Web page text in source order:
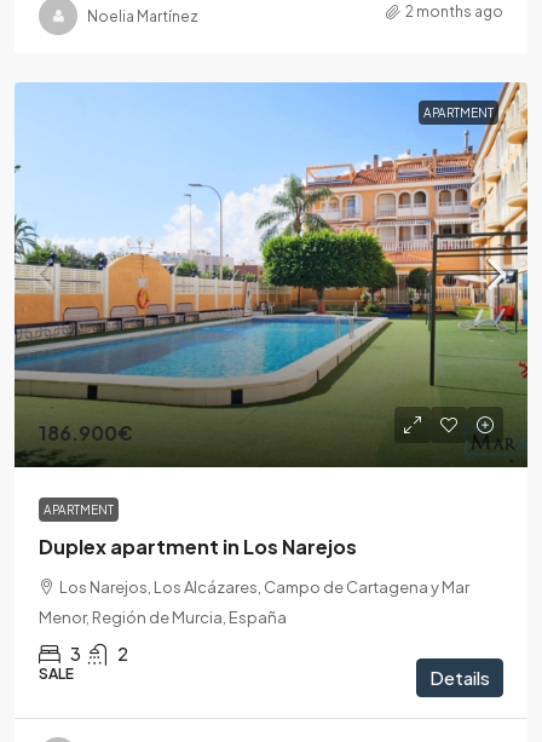
Noelia Martínez 2 months ago
APARTMENT
186.900€
APARTMENT
Duplex apartment in Los Narejos
Los Narejos, Los Alcázares, Campo de Cartagena y Mar
Menor, Región de Murcia, España
3 2
SALE Details